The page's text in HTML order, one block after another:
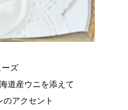
ーズ
道産ウニを添えて
のアクセント